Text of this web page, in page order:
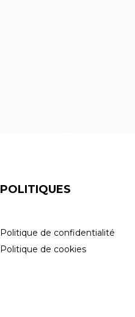
POLITIQUES
Politique de confidentialité
Politique de cookies